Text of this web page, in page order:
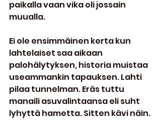
paikalla vaan vika oli jossain
muualla.
Ei ole ensimmäinen kerta kun
lahtelaiset saa aikaan
palohälytyksen, historia muistaa
useammankin tapauksen. Lahti
pilaa tunnelman. Eräs tuttu
manaili asuvalintaansa eli suht
lyhyttä hametta. Sitten kävi näin.